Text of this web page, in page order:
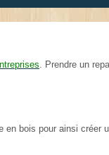
. Prendre un
en bois pour ainsi créer